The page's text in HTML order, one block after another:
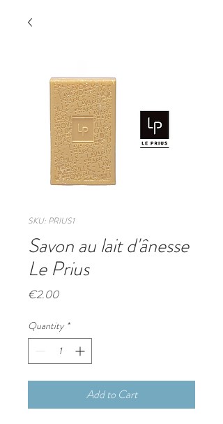
SKU: PRIUS1
Savon au lait d'ânesse
Le Prius
€2.00Price
Quantity *
Add to Cart